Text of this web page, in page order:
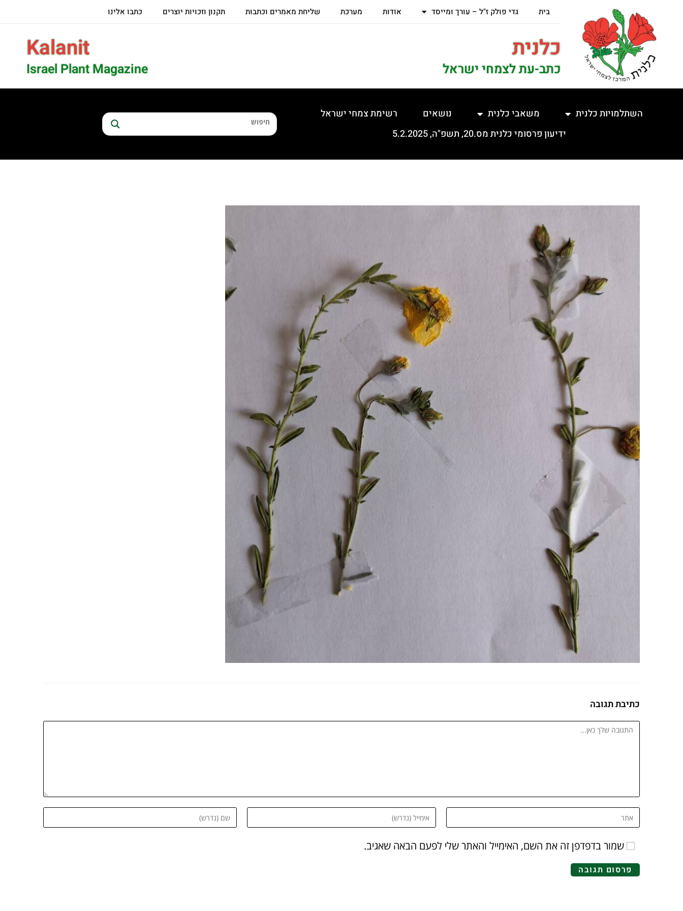
בית גדי פולק ז"ל – עורך ומייסד אודות מערכת שליחת מאמרים וכתבות תקנון וזכויות יוצרים כתבו אלינו
כלנית
כתב-עת לצמחי ישראל
Kalanit
Israel Plant Magazine
השתלמויות כלנית משאבי כלנית נושאים
רשימת צמחי ישראל
ידיעון פרסומי כלנית מס.20, תשפ"ה, 5.2.2025
כתיבת תגובה
שמור בדפדפן זה את השם, האימייל והאתר שלי לפעם הבאה שאגיב.